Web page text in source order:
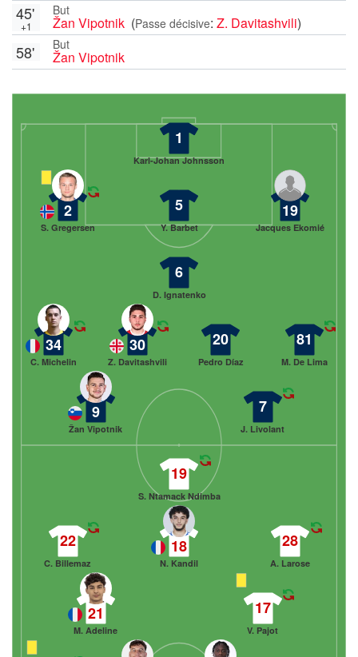
But
Žan Vipotnik (Passe décisive: Z. Davitashvili)
45'
+1
But
Žan Vipotnik
58'
1
Karl-Johan Johnsson
19
Jacques Ekomié
5
Y. Barbet
2
S. Gregersen
6
D. Ignatenko
81
M. De Lima
20
Pedro Díaz
30
Z. Davitashvili
34
C. Michelin
7
J. Livolant
9
Žan Vipotnik
21
M. Adeline
17
V. Pajot
22
C. Billemaz
18
N. Kandil
28
A. Larose
19
S. Ntamack Ndimba